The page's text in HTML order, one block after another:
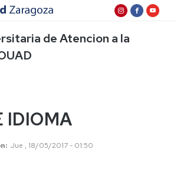
de Atencion a la
IDIOMA
Jue , 18/05/2017 - 01:50